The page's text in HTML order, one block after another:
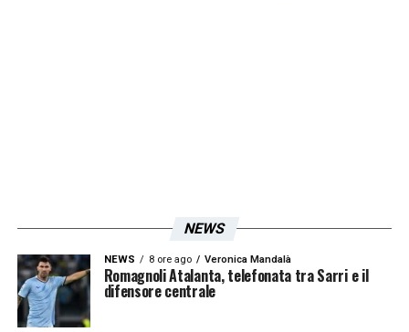
NEWS
NEWS 8 ore ago Veronica Mandalà
Romagnoli Atalanta, telefonata tra Sarri e il
difensore centrale